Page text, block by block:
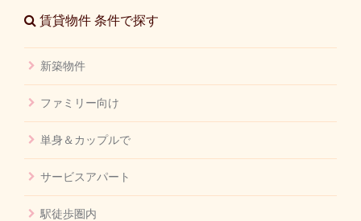
賃貸物件 条件で探す
新築物件
ファミリー向け
単身＆カップルで
サービスアパート
駅徒歩圏内